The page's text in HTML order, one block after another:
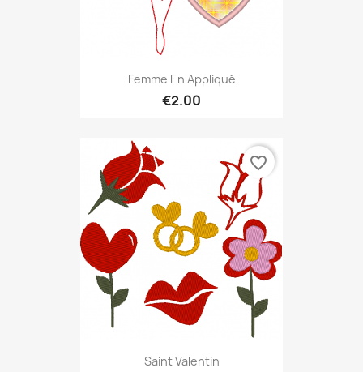
Femme En Appliqué
€2.00
Saint Valentin
favorite_border